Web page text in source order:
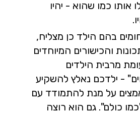
אותו כמו שהוא - יהיו
בהם הילד כן מצליח,
והכישורים המיוחדים
מרבית הילדים
- ילדכם נאלץ להשקיע
על מנת להתמודד עם
כולם". גם הוא רוצה